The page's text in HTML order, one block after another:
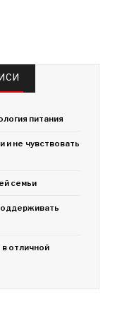
питания
и не чувствовать
семьи
отличной